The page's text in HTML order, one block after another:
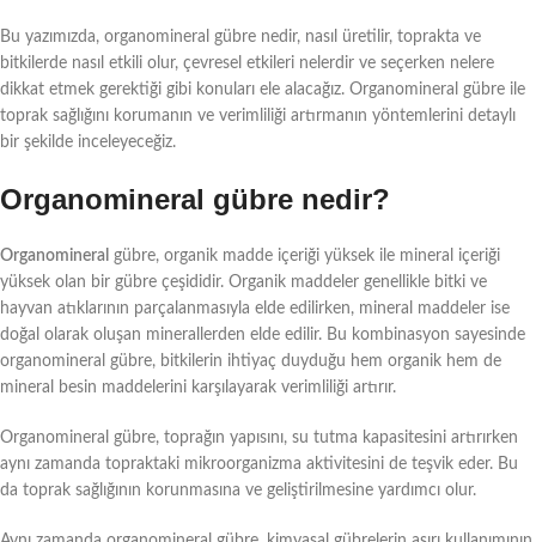
Bu yazımızda, organomineral gübre nedir, nasıl üretilir, toprakta ve
bitkilerde nasıl etkili olur, çevresel etkileri nelerdir ve seçerken nelere
dikkat etmek gerektiği gibi konuları ele alacağız. Organomineral gübre ile
toprak sağlığını korumanın ve verimliliği artırmanın yöntemlerini detaylı
bir şekilde inceleyeceğiz.
Organomineral gübre nedir?
Organomineral gübre, organik madde içeriği yüksek ile mineral içeriği
yüksek olan bir gübre çeşididir. Organik maddeler genellikle bitki ve
hayvan atıklarının parçalanmasıyla elde edilirken, mineral maddeler ise
doğal olarak oluşan minerallerden elde edilir. Bu kombinasyon sayesinde
organomineral gübre, bitkilerin ihtiyaç duyduğu hem organik hem de
mineral besin maddelerini karşılayarak verimliliği artırır.
Organomineral gübre, toprağın yapısını, su tutma kapasitesini artırırken
aynı zamanda topraktaki mikroorganizma aktivitesini de teşvik eder. Bu
da toprak sağlığının korunmasına ve geliştirilmesine yardımcı olur.